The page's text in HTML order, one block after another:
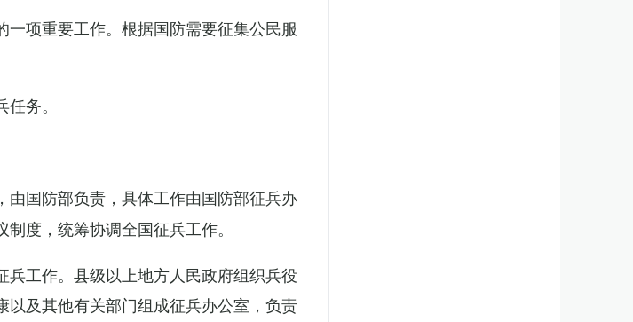
项重要工作。根据国防需要征集公民服
务。
国防部负责，具体工作由国防部征兵办
度，统筹协调全国征兵工作。
工作。县级以上地方人民政府组织兵役
及其他有关部门组成征兵办公室，负责